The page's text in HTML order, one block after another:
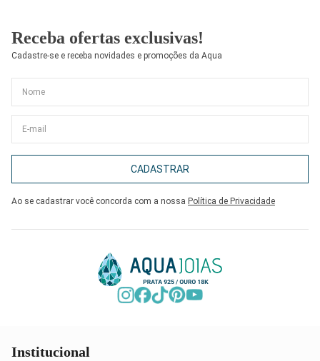
Receba ofertas exclusivas!
Cadastre-se e receba novidades e promoções da Aqua
CADASTRAR
Ao se cadastrar você concorda com a nossa Política de Privacidade
Institucional